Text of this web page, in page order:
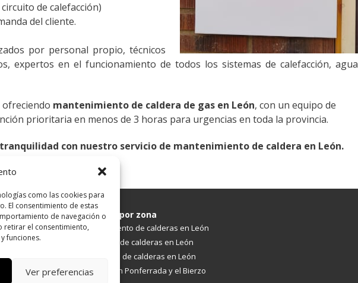
como las cookies para
El consentimiento de estas
de navegación o
retirar el consentimiento,
funciones.
Ver preferencias
de calefacción)
del cliente.
por personal propio, técnicos
expertos en el funcionamiento de todos los sistemas de calefacción, agua
ofreciendo mantenimiento de caldera de gas en León, con un equipo de
prioritaria en menos de 3 horas para urgencias en toda la provincia.
con nuestro servicio de mantenimiento de caldera en León.
Servicios por zona
Mantenimiento de calderas en León
Instalación de calderas en León
Reparación de calderas en León
Calderas en Ponferrada y el Bierzo